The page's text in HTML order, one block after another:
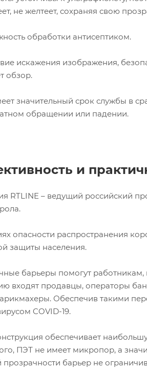
не желтеет, сохраняя свою
обработки антисептиком.
искажения изображения,
обзор.
значительный срок службы в
обращении или падении.
и
RTLINE – ведущий российский
опасности распространения
защиты населения.
барьеры помогут
входят продавцы, операторы
Обеспечив такими
COVID-19.
обеспечивает
ПЭТ не имеет микропор, а
прозрачности барьер не